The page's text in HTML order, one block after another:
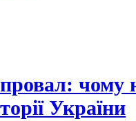
чому
України